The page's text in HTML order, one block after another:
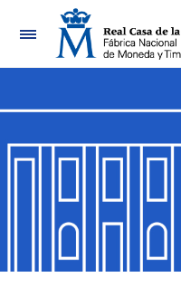
Nabigazioa
Erakutsi/Ezkutatu
Erakutsi/Ezkutatu
Erakutsi/Ezkutatu